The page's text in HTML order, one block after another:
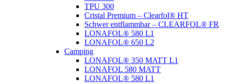
TPU 300
Cristal Premium – Clearfol® HT
Schwer entflammbar – CLEARFOL® FR
LONAFOL® 580 L1
LONAFOL® 650 L2
Camping
LONAFOL® 350 MATT L1
LONAFOL 580 MATT
LONAFOL® 580 L1